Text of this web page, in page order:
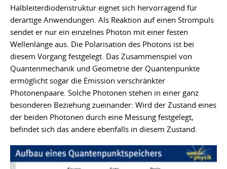
Halbleiterdiodenstruktur eignet sich hervorragend für
derartige Anwendungen. Als Reaktion auf einen Strompuls
sendet er nur ein einzelnes Photon mit einer festen
Wellenlänge aus. Die Polarisation des Photons ist bei
diesem Vorgang festgelegt. Das Zusammenspiel von
Quantenmechanik und Geometrie der Quantenpunkte
ermöglicht sogar die Emission verschränkter
Photonenpaare. Solche Photonen stehen in einer ganz
besonderen Beziehung zueinander: Wird der Zustand eines
der beiden Photonen durch eine Messung festgelegt,
befindet sich das andere ebenfalls in diesem Zustand.